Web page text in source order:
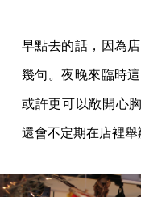
早點去的話，因為
幾句。夜晚來臨時
或許更可以敞開心
還會不定期在店裡舉